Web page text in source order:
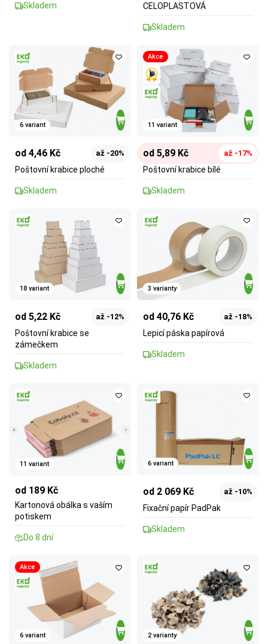
Skladem
CELOPLASTOVÁ
Skladem
6 variant
od 4,46 Kč až -20%
Poštovní krabice ploché
Skladem
Akce
11 variant
od 5,89 Kč až -17%
Poštovní krabice bílé
Skladem
18 variant
od 5,22 Kč až -12%
Poštovní krabice se
zámečkem
Skladem
3 varianty
od 40,76 Kč až -18%
Lepicí páska papírová
Skladem
11 variant
od 189 Kč
Kartonová obálka s vaším
potiskem
Do 8 dní
6 variant
od 2 069 Kč až -10%
Fixační papír PadPak
Skladem
Akce
6 variant 2 varianty